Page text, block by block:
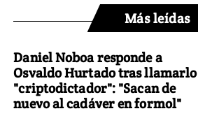
Más leídas
Daniel Noboa responde a
Osvaldo Hurtado tras llamarlo
"criptodictador": "Sacan de
nuevo al cadáver en formol"